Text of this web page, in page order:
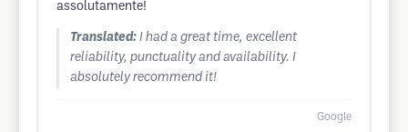
assolutamente!
Translated: I had a great time, excellent
reliability, punctuality and availability. I
absolutely recommend it!
Google